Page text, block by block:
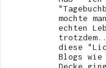
mochte
echten
diese
Blogs wie